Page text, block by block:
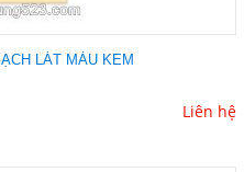
LÁT MÀU KEM
Liên hệ